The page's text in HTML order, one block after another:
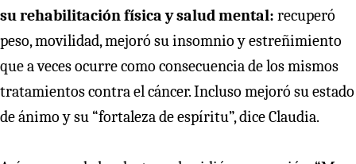
su rehabilitación física y salud mental: recuperó
peso, movilidad, mejoró su insomnio y estreñimiento
que a veces ocurre como consecuencia de los mismos
tratamientos contra el cáncer. Incluso mejoró su estado
de ánimo y su “fortaleza de espíritu”, dice Claudia.